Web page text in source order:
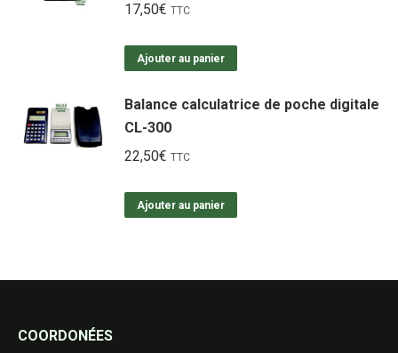
17,50€ TTC
Ajouter au panier
Balance calculatrice de poche digitale
CL-300
22,50€ TTC
Ajouter au panier
COORDONÉES